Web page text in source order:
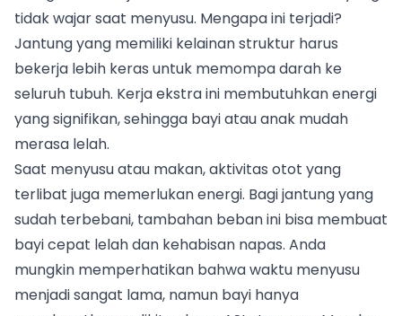
tidak wajar saat menyusu. Mengapa ini terjadi?
Jantung yang memiliki kelainan struktur harus
bekerja lebih keras untuk memompa darah ke
seluruh tubuh. Kerja ekstra ini membutuhkan energi
yang signifikan, sehingga bayi atau anak mudah
merasa lelah.
Saat menyusu atau makan, aktivitas otot yang
terlibat juga memerlukan energi. Bagi jantung yang
sudah terbebani, tambahan beban ini bisa membuat
bayi cepat lelah dan kehabisan napas. Anda
mungkin memperhatikan bahwa waktu menyusu
menjadi sangat lama, namun bayi hanya